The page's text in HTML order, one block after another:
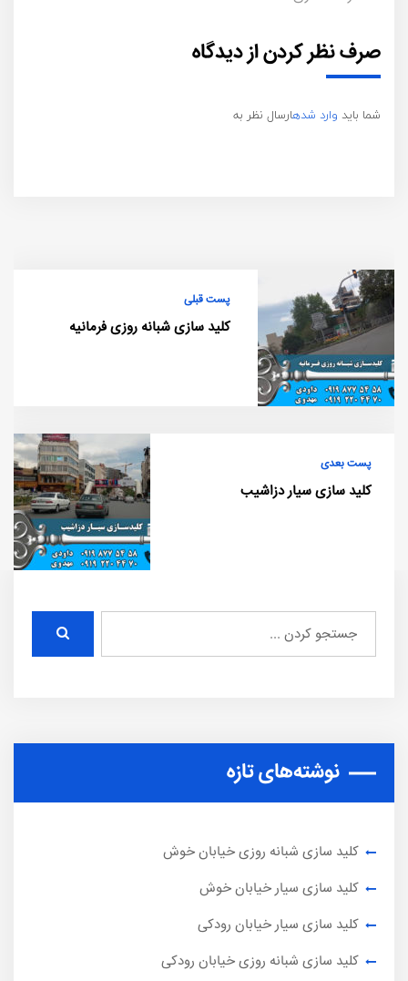
صرف نظر کردن از دیدگاه
شما باید وارد شدهارسال نظر به
پست قبلی
کلید سازی شبانه روزی فرمانیه
پست بعدی
کلید سازی سیار دزاشیب
نوشته‌های تازه
کلید سازی شبانه روزی خیابان خوش
کلید سازی سیار خیابان خوش
کلید سازی سیار خیابان رودکی
کلید سازی شبانه روزی خیابان رودکی